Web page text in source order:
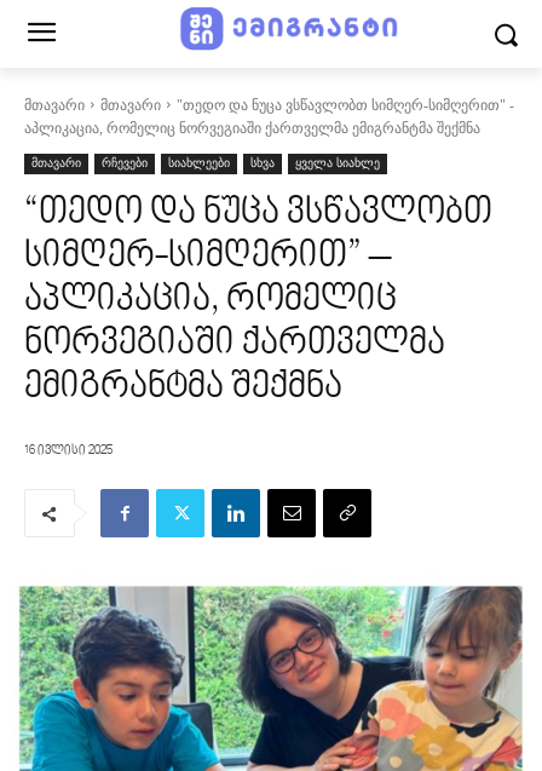
მთავარი მთავარი
"თედო და ნუცა ვსწავლობთ სიმღერ-სიმღერით" -
აპლიკაცია, რომელიც ნორვეგიაში ქართველმა ემიგრანტმა შექმნა
მთავარი რჩევები სიახლეები სხვა ყველა სიახლე
“თედო და ნუცა ვსწავლობთ
სიმღერ-სიმღერით” –
აპლიკაცია, რომელიც
ნორვეგიაში ქართველმა
ემიგრანტმა შექმნა
16 ივლისი 2025